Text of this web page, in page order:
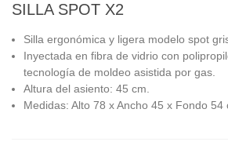
SILLA SPOT X2
Silla ergonómica y ligera modelo spot
Inyectada en fibra de vidrio con
tecnología de moldeo asistida por gas.
Altura del asiento: 45 cm.
Medidas: Alto 78 x Ancho 45 x Fondo 54